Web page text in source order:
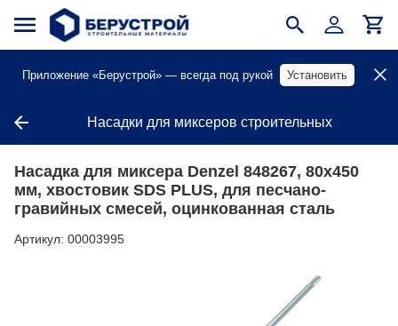
Приложение «Берустрой» — всегда под рукой Установить
Насадки для миксеров строительных
Насадка для миксера Denzel 848267, 80х450
мм, хвостовик SDS PLUS, для песчано-
гравийных смесей, оцинкованная сталь
Артикул: 00003995